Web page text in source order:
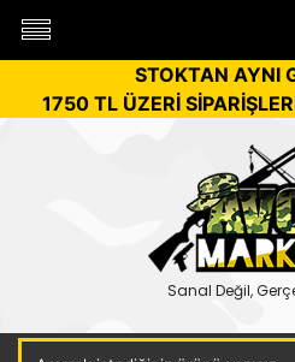
STOKTAN AYNI
1750 TL ÜZERİ
Sanal Değil,